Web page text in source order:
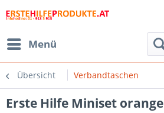
Menü
Übersicht Verbandtaschen
Erste Hilfe Miniset orange